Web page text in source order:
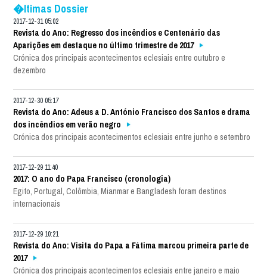
�ltimas Dossier
2017-12-31 05:02
Revista do Ano: Regresso dos incêndios e Centenário das
Aparições em destaque no último trimestre de 2017
Crónica dos principais acontecimentos eclesiais entre outubro e
dezembro
2017-12-30 05:17
Revista do Ano: Adeus a D. António Francisco dos Santos e drama
dos incêndios em verão negro
Crónica dos principais acontecimentos eclesiais entre junho e setembro
2017-12-29 11:40
2017: O ano do Papa Francisco (cronologia)
Egito, Portugal, Colômbia, Mianmar e Bangladesh foram destinos
internacionais
2017-12-29 10:21
Revista do Ano: Visita do Papa a Fátima marcou primeira parte de
2017
Crónica dos principais acontecimentos eclesiais entre janeiro e maio